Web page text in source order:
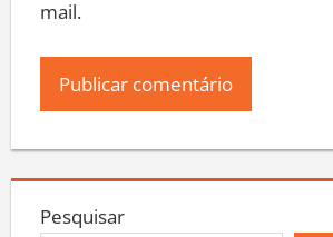
mail.
Pesquisar